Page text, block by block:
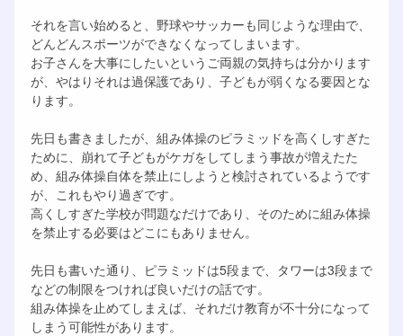
それを言い始めると、野球やサッカーも同じような理由で、
どんどんスポーツができなくなってしまいます。
お子さんを大事にしたいというご両親の気持ちは分かります
が、やはりそれは過保護であり、子どもが弱くなる要因とな
ります。
先日も書きましたが、組み体操のピラミッドを高くしすぎた
ために、崩れて子どもがケガをしてしまう事故が増えたた
め、組み体操自体を禁止にしようと検討されているようです
が、これもやり過ぎです。
高くしすぎた学校が問題なだけであり、そのために組み体操
を禁止する必要はどこにもありません。
先日も書いた通り、ピラミッドは5段まで、タワーは3段まで
などの制限をつければ良いだけの話です。
組み体操を止めてしまえば、それだけ教育が不十分になって
しまう可能性があります。